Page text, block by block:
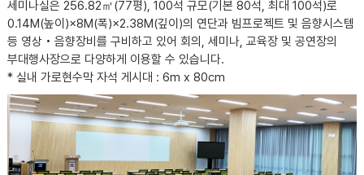
세미나실은 256.82㎡(77평), 100석 규모(기본 80석, 최대 100석)로
0.14M(높이)×8M(폭)×2.38M(깊이)의 연단과 빔프로젝트 및 음향시스템
등 영상‧음향장비를 구비하고 있어 회의, 세미나, 교육장 및 공연장의
부대행사장으로 다양하게 이용할 수 있습니다.
* 실내 가로현수막 자석 게시대 : 6m x 80cm